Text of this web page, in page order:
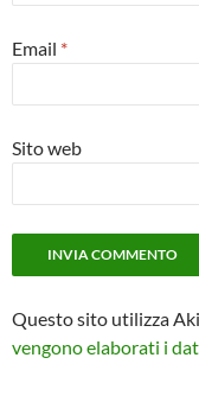
Email *
Sito web
Questo sito utilizza
vengono elaborati i